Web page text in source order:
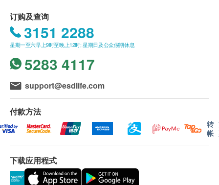
运作, 特别是心血管, 心脏, 肝脏
FOURFLAX OMEGA UP 金装配方同时含亚麻籽
油和沙棘果油。沙棘果油以提供丰富Omega 7
Omega 6) 同时保留。符合宠物所需。奥米加保护
适合任何年龄狗猫。特别是老年猫狗。根据体重，
每1.5公斤服用1毫升。每日一次。混合干湿粮喂
不排除运送时间会因节日而有所影响。 当八号烈
风讯号悬挂或黑色暴雨警告生效时，送货服务时间
将会延迟。
所有订单须视乎相关货品的供应情况再作最后确
认。 倘若生活易未能提供任何订单上的货品，生
话或电邮通知顾客再作安排。
保用条款 ：
货品质量保证，于顾客收到产品当日起计，食用期
退换条款 ：
当顾客收取已订购之货品时，有责任检查货品是否
订购及查询
3151 2288
星期一至六早上9时至晚上12时; 星期日及公众假期休息
5283 4117
support@esdlife.com
付款方法
转
帐
下载应用程式